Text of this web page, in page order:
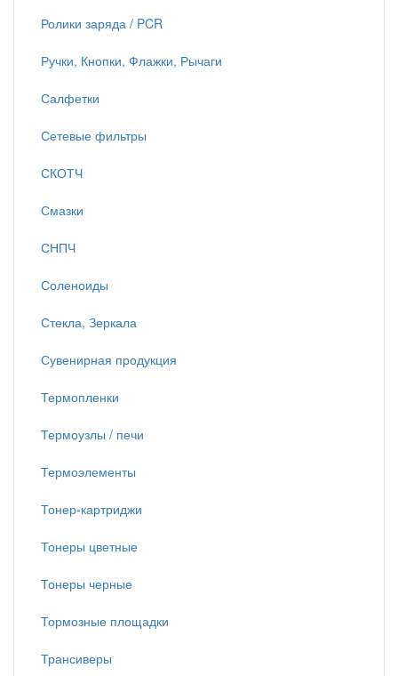
Ролики заряда / PCR
Ручки, Кнопки, Флажки, Рычаги
Салфетки
Сетевые фильтры
СКОТЧ
Смазки
СНПЧ
Соленоиды
Стекла, Зеркала
Сувенирная продукция
Термопленки
Термоузлы / печи
Термоэлементы
Тонер-картриджи
Тонеры цветные
Тонеры черные
Тормозные площадки
Трансиверы